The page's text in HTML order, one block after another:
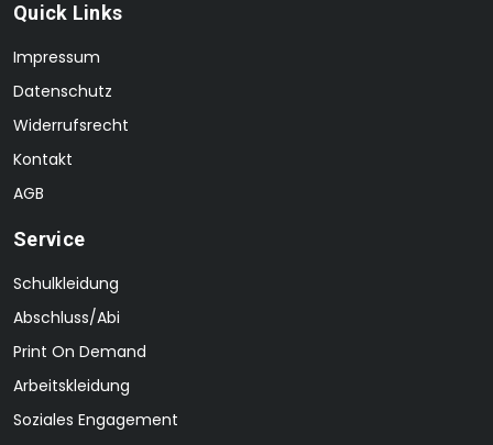
Quick Links
Impressum
Datenschutz
Widerrufsrecht
Kontakt
AGB
Service
Schulkleidung
Abschluss/Abi
Print On Demand
Arbeitskleidung
Soziales Engagement